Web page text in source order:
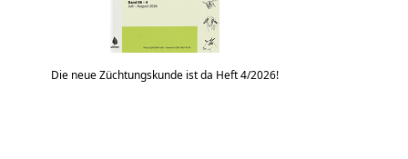
Die neue Züchtungskunde ist da Heft 4/2026!